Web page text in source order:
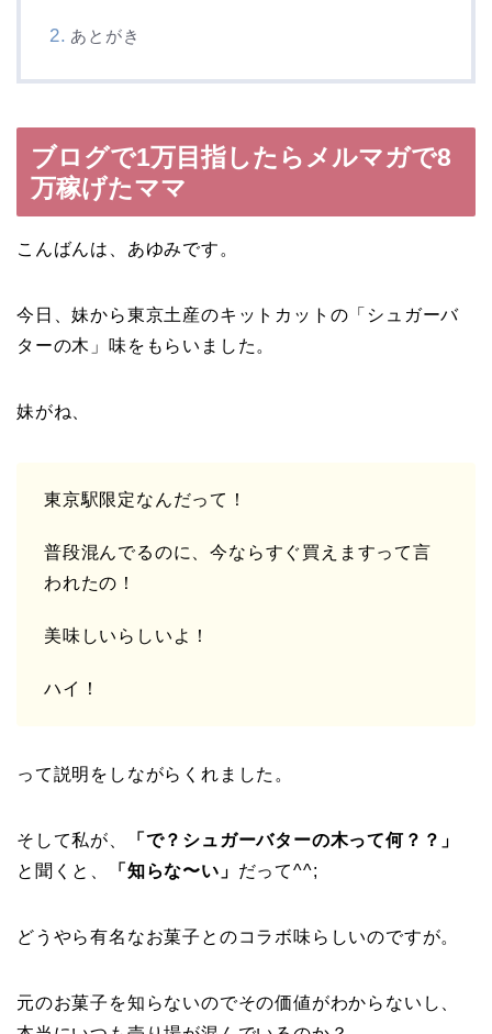
あとがき
ブログで1万目指したらメルマガで8
万稼げたママ
こんばんは、あゆみです。
今日、妹から東京土産のキットカットの「シュガーバ
ターの木」味をもらいました。
妹がね、
東京駅限定なんだって！
普段混んでるのに、今ならすぐ買えますって言
われたの！
美味しいらしいよ！
ハイ！
って説明をしながらくれました。
そして私が、
「で？シュガーバターの木って何？？」
と聞くと、
「知らな〜い」 だって^^;
どうやら有名なお菓子とのコラボ味らしいのですが。
元のお菓子を知らないのでその価値がわからないし、